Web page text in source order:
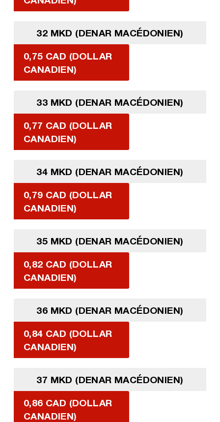
32 MKD (DENAR MACÉDONIEN)
0,75 CAD (DOLLAR
CANADIEN)
33 MKD (DENAR MACÉDONIEN)
0,77 CAD (DOLLAR
CANADIEN)
34 MKD (DENAR MACÉDONIEN)
0,79 CAD (DOLLAR
CANADIEN)
35 MKD (DENAR MACÉDONIEN)
0,82 CAD (DOLLAR
CANADIEN)
36 MKD (DENAR MACÉDONIEN)
0,84 CAD (DOLLAR
CANADIEN)
37 MKD (DENAR MACÉDONIEN)
0,86 CAD (DOLLAR
CANADIEN)